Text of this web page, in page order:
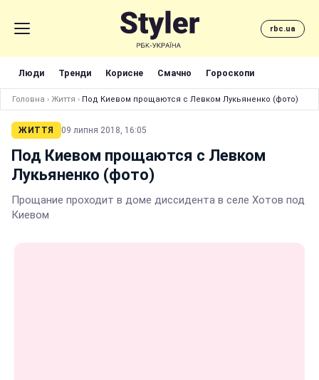
rbc.ua
Люди Тренди Корисне Смачно Гороскопи
Головна › Життя › Под Киевом прощаются с Левком Лукьяненко (фото)
ЖИТТЯ 09 липня 2018, 16:05
Под Киевом прощаются с Левком
Лукьяненко (фото)
Прощание проходит в доме диссидента в селе Хотов под
Киевом